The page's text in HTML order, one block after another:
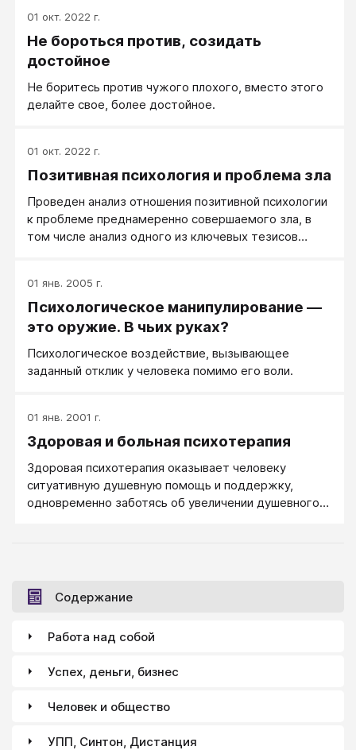
— деятельность души в полноте добродетели, то
есть самореализацию.
01 окт. 2022 г.
Не бороться против, созидать
достойное
Не боритесь против чужого плохого, вместо этого
делайте свое, более достойное.
01 окт. 2022 г.
Позитивная психология и проблема зла
Проведен анализ отношения позитивной психологии
к проблеме преднамеренно совершаемого зла, в
том числе анализ одного из ключевых тезисов
Показано, что позитивные психологи либо
действительно имеют, либо пытаются создать у
читателя представления о мире настолько
сколько-нибудь значимых злых намерений, которые
необходимо было бы учитывать в практике
мышления.
01 янв. 2005 г.
Психологическое манипулирование —
это оружие. В чьих руках?
Психологическое воздействие, вызывающее
заданный отклик у человека помимо его воли.
01 янв. 2001 г.
Здоровая и больная психотерапия
Здоровая психотерапия оказывает человеку
ситуативную душевную помощь и поддержку,
одновременно заботясь об увеличении душевного
Содержание
Работа над собой
Успех, деньги, бизнес
Человек и общество
УПП, Синтон, Дистанция